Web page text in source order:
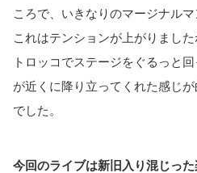
ころで、いきなりのマージナルマ
これはテンションが上がりました
トロッコでステージをぐるっと
が近くに降り立ってくれた感じ
でした。
今回のライブは新旧入り混じっ